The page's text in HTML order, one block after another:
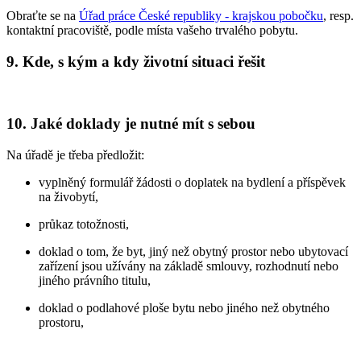
Obraťte se na Úřad práce České republiky - krajskou pobočku, resp.
kontaktní pracoviště, podle místa vašeho trvalého pobytu.
9. Kde, s kým a kdy životní situaci řešit
10. Jaké doklady je nutné mít s sebou
Na úřadě je třeba předložit:
vyplněný formulář žádosti o doplatek na bydlení a příspěvek
na živobytí,
průkaz totožnosti,
doklad o tom, že byt, jiný než obytný prostor nebo ubytovací
zařízení jsou užívány na základě smlouvy, rozhodnutí nebo
jiného právního titulu,
doklad o podlahové ploše bytu nebo jiného než obytného
prostoru,